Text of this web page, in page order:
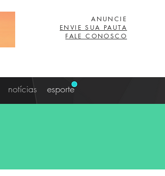
ANUNCIE
ENVIE SUA PAUTA
FALE CONOSCO
notícias esporte